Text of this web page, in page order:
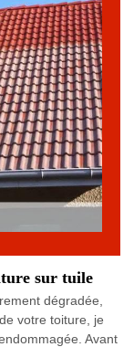
sur tuile
dégradée,
votre toiture, je
Avant